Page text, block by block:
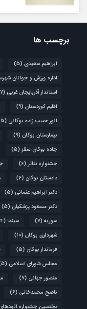
برچسب ها
ابراهیم سعیدی (5)
اداره ورزش و جوانان
استاندار آذربایجان غربی (17)
اقلیم کوردستان (9)
انور حبیب زاده بوکانی (5)
بیمارستان بوکان (9)
جاده بوکان-سقز (5)
جشنواره تئاتر (6)
دادستان بوکان (6)
دکتر ابراهیم عثمانی (5)
دکتر مسعود پزشکیان (5)
سوریه (7) سینما (14)
شهرداری بوکان (10)
فرماندار بوکان (5)
مجلس شورای اسلامی (5)
منصور جهانی (7)
ناصح محمدخانی (6)
نختسین جشنواره